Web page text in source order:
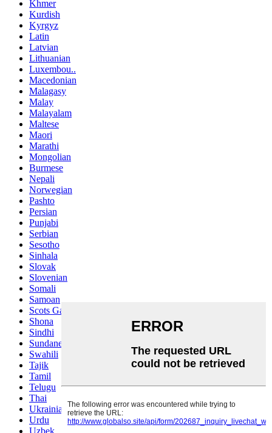
Khmer
Kurdish
Kyrgyz
Latin
Latvian
Lithuanian
Luxembou..
Macedonian
Malagasy
Malay
Malayalam
Maltese
Maori
Marathi
Mongolian
Burmese
Nepali
Norwegian
Pashto
Persian
Punjabi
Serbian
Sesotho
Sinhala
Slovak
Slovenian
Somali
Samoan
Scots Gaelic
Shona
Sindhi
Sundanese
Swahili
Tajik
Tamil
Telugu
Thai
Ukrainian
Urdu